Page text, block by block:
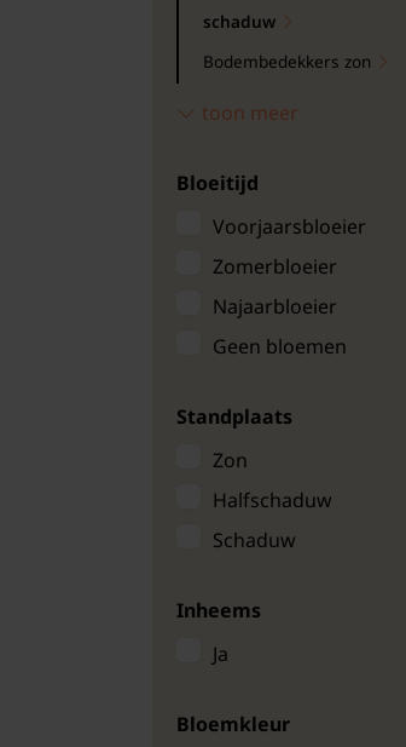
schaduw
Bodembedekkers zon
bodembedekkers
Hedera
Kruipend zenegroen
Laagblijvende
Lonicera
Maagdenpalm
Pachysandra
Stekelnootje
Waldsteinia
toon meer
Bloeitijd
Voorjaarsbloeier
Zomerbloeier
Najaarbloeier
Geen bloemen
Standplaats
Zon
Halfschaduw
Schaduw
Inheems
Ja
Bloemkleur